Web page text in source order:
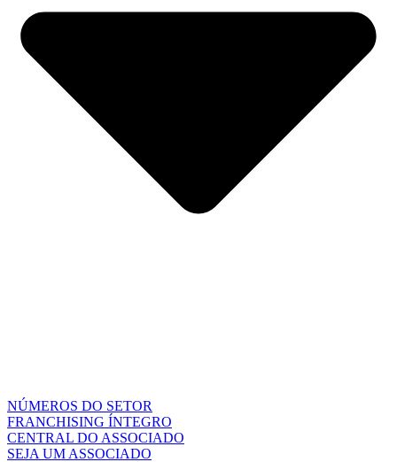
NÚMEROS DO SETOR
FRANCHISING ÍNTEGRO
CENTRAL DO ASSOCIADO
SEJA UM ASSOCIADO